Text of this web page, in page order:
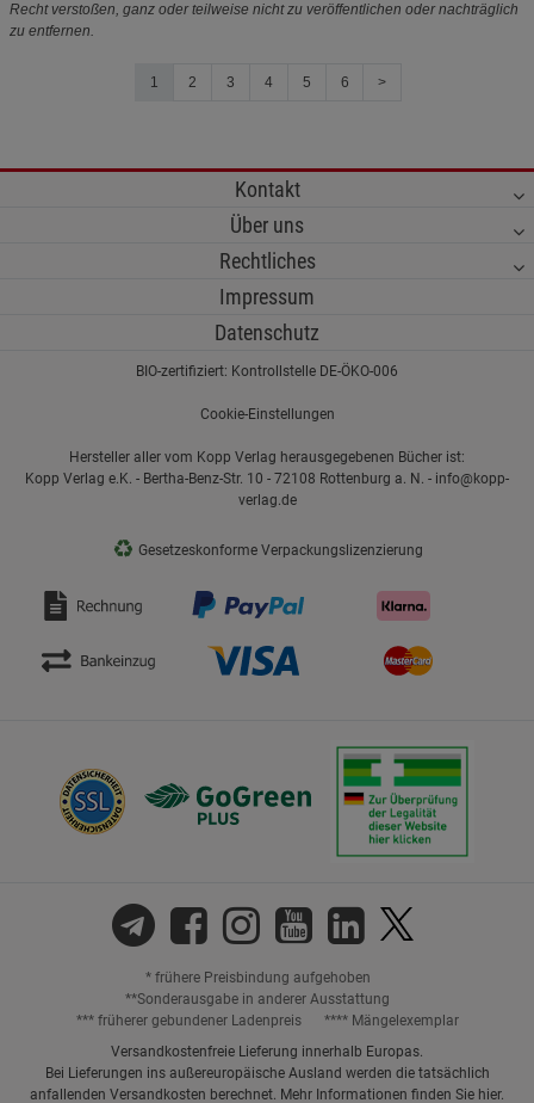
Recht verstoßen, ganz oder teilweise nicht zu veröffentlichen oder nachträglich
zu entfernen.
1 2 3 4 5 6 >
Kontakt
Über uns
Rechtliches
Impressum
Datenschutz
BIO-zertifiziert: Kontrollstelle DE-ÖKO-006
Cookie-Einstellungen
Hersteller aller vom Kopp Verlag herausgegebenen Bücher ist:
Kopp Verlag e.K. - Bertha-Benz-Str. 10 - 72108 Rottenburg a. N. - info@kopp-
verlag.de
♻ Gesetzeskonforme Verpackungslizenzierung
* frühere Preisbindung aufgehoben
**Sonderausgabe in anderer Ausstattung
*** früherer gebundener Ladenpreis
**** Mängelexemplar
Versandkostenfreie Lieferung innerhalb Europas.
Bei Lieferungen ins außereuropäische Ausland werden die tatsächlich
anfallenden Versandkosten berechnet. Mehr Informationen finden Sie hier.